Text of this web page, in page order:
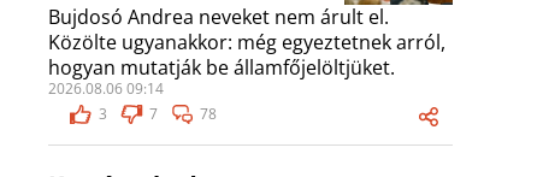
Bujdosó Andrea neveket nem árult el.
Közölte ugyanakkor: még egyeztetnek arról,
hogyan mutatják be államfőjelöltjüket.
2026.08.06 09:14
3
7 78